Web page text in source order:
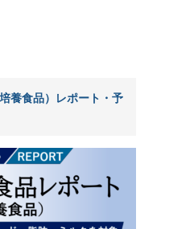
養食品）レポート・予